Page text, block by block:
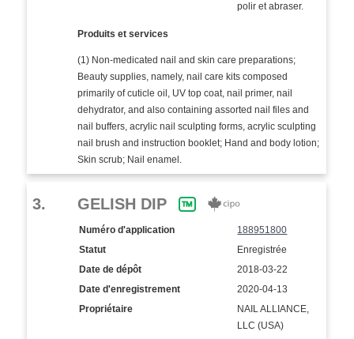
polir et abraser.
Produits et services
(1) Non-medicated nail and skin care preparations;
Beauty supplies, namely, nail care kits composed
primarily of cuticle oil, UV top coat, nail primer, nail
dehydrator, and also containing assorted nail files and
nail buffers, acrylic nail sculpting forms, acrylic sculpting
nail brush and instruction booklet; Hand and body lotion;
Skin scrub; Nail enamel.
3. GELISH DIP
Numéro d'application
188951800
Statut
Enregistrée
Date de dépôt
2018-03-22
Date d'enregistrement
2020-04-13
Propriétaire
NAIL ALLIANCE,
LLC (USA)